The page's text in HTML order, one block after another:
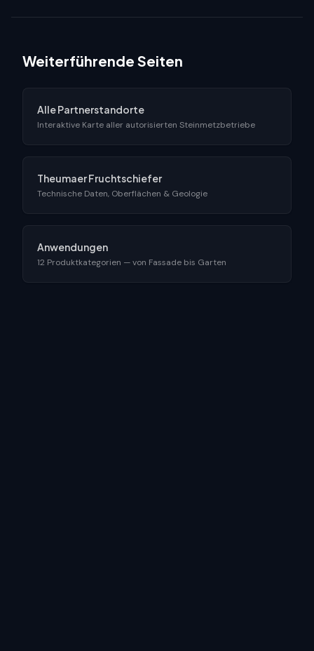
Weiterführende Seiten
Alle Partnerstandorte
Interaktive Karte aller autorisierten Steinmetzbetriebe
Theumaer Fruchtschiefer
Technische Daten, Oberflächen & Geologie
Anwendungen
12 Produktkategorien — von Fassade bis Garten